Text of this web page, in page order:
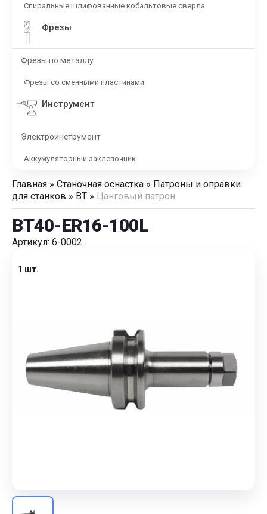
Спиральные шлифованные кобальтовые сверла
Фрезы
Фрезы по металлу
Фрезы со сменными пластинами
Инструмент
Электроинструмент
Аккумуляторный заклепочник
Главная » Станочная оснастка » Патроны и оправки
для станков » BT » Цанговый патрон
BT40-ER16-100L
Артикул: 6-0002
1 шт.